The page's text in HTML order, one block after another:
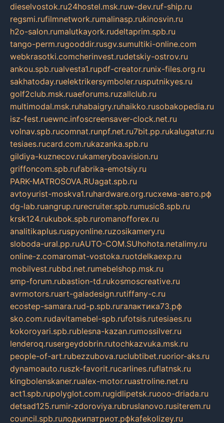
dieselvostok.ru24hostel.msk.ruw-dev.ruf-ship.ru
regsmi.rufilmnetwork.rumalinasp.rukinosvin.ru
h2o-salon.rumalutkayork.rudeltaprim.spb.ru
tango-perm.rugooddir.rusgv.sumultiki-online.com
webkrasotki.comcherinvest.rudetskiy-ostrov.ru
ankou.spb.rualvesta1.rupdf-creator.runix-files.org.ru
sakhatoday.ruelektrikersymboler.rusputnikyes.ru
golf2club.msk.ruaeforums.ruzallclub.ru
multimodal.msk.ruhabaigry.ruhaikko.rusobakopedia.ru
isz-fest.ruewnc.infoscreensaver-clock.net.ru
volnav.spb.rucomnat.runpf.net.ru7bit.pp.rukalugatur.ru
tesiaes.rucard.com.rukazanka.spb.ru
gildiya-kuznecov.rukameryboavision.ru
griffoncom.spb.rufabrika-emotsiy.ru
PARK-MATROSOVA.RUagat.spb.ru
avtoyurist-moskva1.ruhardware.org.ruсхема-авто.рф
dg-lab.ruangrup.rurecruiter.spb.rumusic8.spb.ru
krsk124.rukubok.spb.ruromanofforex.ru
analitikaplus.ruspyonline.ruzosikamery.ru
sloboda-ural.pp.ruAUTO-COM.SUhohota.netalimy.ru
online-z.comaromat-vostoka.ruotdelkaexp.ru
mobilvest.rubbd.net.rumebelshop.msk.ru
smp-forum.rubastion-td.rukosmoscreative.ru
avrmotors.ruart-galadesign.rutiffany-c.ru
ecostep-samara.rud-p.spb.ruгалактика73.рф
sko.com.rudavitamebel-spb.rufotsis.rutesiaes.ru
kokoroyari.spb.rublesna-kazan.rumossilver.ru
lenderoq.rusergeydobrin.rutochkazvuka.msk.ru
people-of-art.rubezzubova.ruclubtibet.ruorior-aks.ru
dynamoauto.ruszk-favorit.rucarlines.ruflatnsk.ru
kingbolenskaner.rualex-motor.ruastroline.net.ru
act1.spb.rupolyglot.com.rugidlipetsk.ruooo-driada.ru
detsad125.rumir-zdoroviya.rubruslanovo.rusiterem.ru
council.spb.ruлодкипатриот.рфkafekolizey.ru